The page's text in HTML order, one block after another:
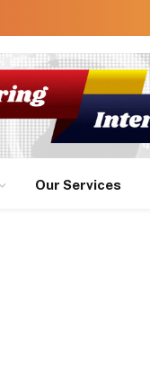
Our Services